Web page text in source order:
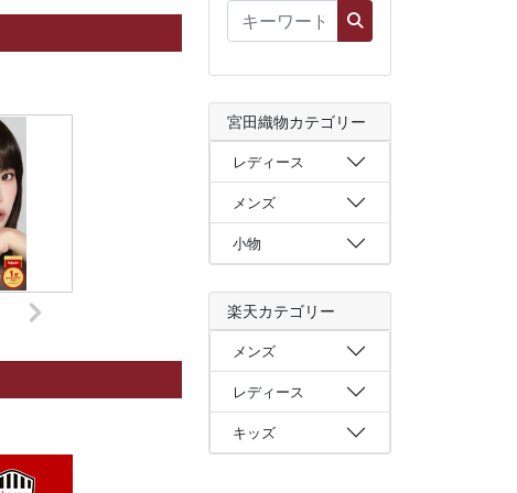
宮田織物カテゴリー
レディース
メンズ
小物
楽天カテゴリー
メンズ
レディース
キッズ